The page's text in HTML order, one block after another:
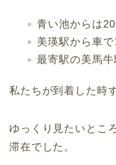
青い池からは
美瑛駅から車で
最寄駅の美馬
私たちが到着した時
ゆっくり見たいとこ
滞在でした。